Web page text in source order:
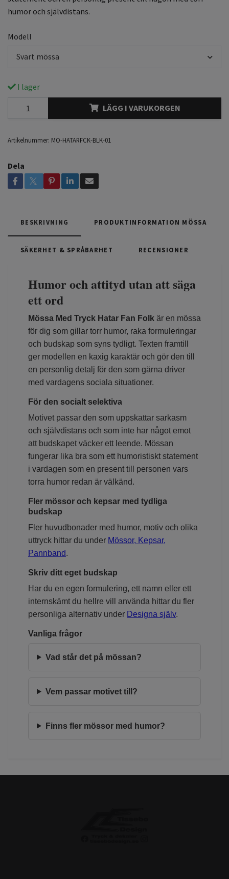
humor och självdistans.
Modell
Svart mössa
I lager
LÄGG I VARUKORGEN
Artikelnummer: MO-HATARFCK-BLK-01
Dela
BESKRIVNING PRODUKTINFORMATION MÖSSA
SÄKERHET & SPRÅBARHET RECENSIONER
Humor och attityd utan att säga
ett ord
Mössa Med Tryck Hatar Fan Folk är en mössa
för dig som gillar torr humor, raka formuleringar
och budskap som syns tydligt. Texten framtill
ger modellen en kaxig karaktär och gör den till
en personlig detalj för den som gärna driver
med vardagens sociala situationer.
För den socialt selektiva
Motivet passar den som uppskattar sarkasm
och självdistans och som inte har något emot
att budskapet väcker ett leende. Mössan
fungerar lika bra som ett humoristiskt statement
i vardagen som en present till personen vars
torra humor redan är välkänd.
Fler mössor och kepsar med tydliga
budskap
Fler huvudbonader med humor, motiv och olika
uttryck hittar du under Mössor, Kepsar,
Pannband.
Skriv ditt eget budskap
Har du en egen formulering, ett namn eller ett
internskämt du hellre vill använda hittar du fler
personliga alternativ under Designa själv.
Vanliga frågor
Vad står det på mössan?
Vem passar motivet till?
Finns fler mössor med humor?